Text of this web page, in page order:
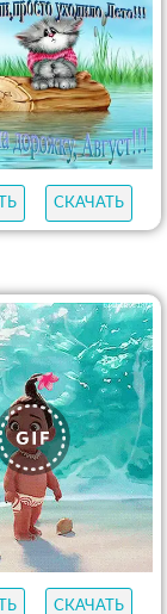
СКАЧАТЬ
СКАЧАТЬ